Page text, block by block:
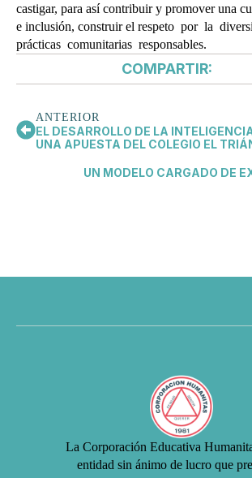
castigar, para así contribuir y promover una
e inclusión, construir el respeto por la
prácticas comunitarias responsables.
COMPARTIR:
ANTERIOR
EL DESARROLLO DE LA
UNA APUESTA DEL COLEGIO EL
UN MODELO CARGADO DE
La Corporación Educativa
entidad sin ánimo de lucro que